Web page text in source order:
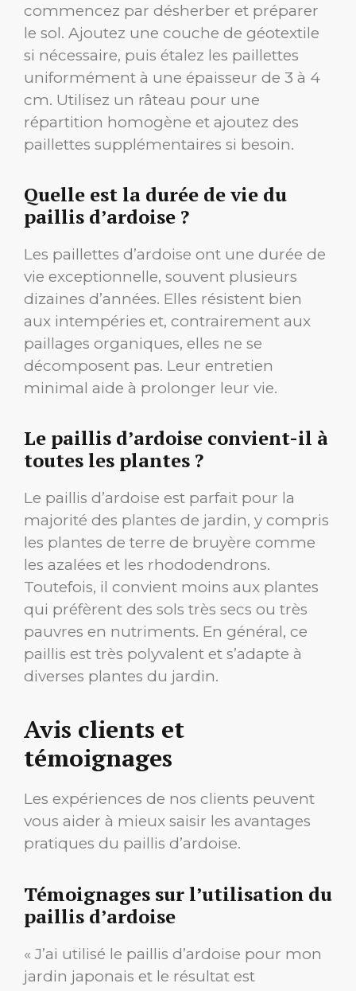
commencez par désherber et préparer
le sol. Ajoutez une couche de géotextile
si nécessaire, puis étalez les paillettes
uniformément à une épaisseur de 3 à 4
cm. Utilisez un râteau pour une
répartition homogène et ajoutez des
paillettes supplémentaires si besoin.
Quelle est la durée de vie du
paillis d’ardoise ?
Les paillettes d’ardoise ont une durée de
vie exceptionnelle, souvent plusieurs
dizaines d’années. Elles résistent bien
aux intempéries et, contrairement aux
paillages organiques, elles ne se
décomposent pas. Leur entretien
minimal aide à prolonger leur vie.
Le paillis d’ardoise convient-il à
toutes les plantes ?
Le paillis d’ardoise est parfait pour la
majorité des plantes de jardin, y compris
les plantes de terre de bruyère comme
les azalées et les rhododendrons.
Toutefois, il convient moins aux plantes
qui préfèrent des sols très secs ou très
pauvres en nutriments. En général, ce
paillis est très polyvalent et s’adapte à
diverses plantes du jardin.
Avis clients et
témoignages
Les expériences de nos clients peuvent
vous aider à mieux saisir les avantages
pratiques du paillis d’ardoise.
Témoignages sur l’utilisation du
paillis d’ardoise
« J’ai utilisé le paillis d’ardoise pour mon
jardin japonais et le résultat est